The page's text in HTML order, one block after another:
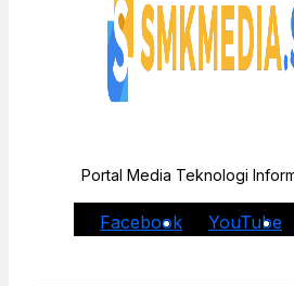
Portal Media Teknologi
Facebook YouTube